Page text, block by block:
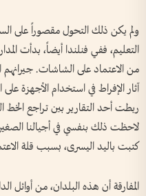
ولم يكن ذلك التحول مقصوراً على
التعليم، ففي فنلندا أيضاً، بدأت
من الاعتماد على الشاشات.
آثار الإفراط في استخدام الأجهزة على
ربطت أحد التقارير بين تراجع الخط
لاحظت ذلك بنفسي في أجيالنا
كتبت باليد اليسرى، بسبب قلة
المفارقة أن هذه البلدان، من أوائل